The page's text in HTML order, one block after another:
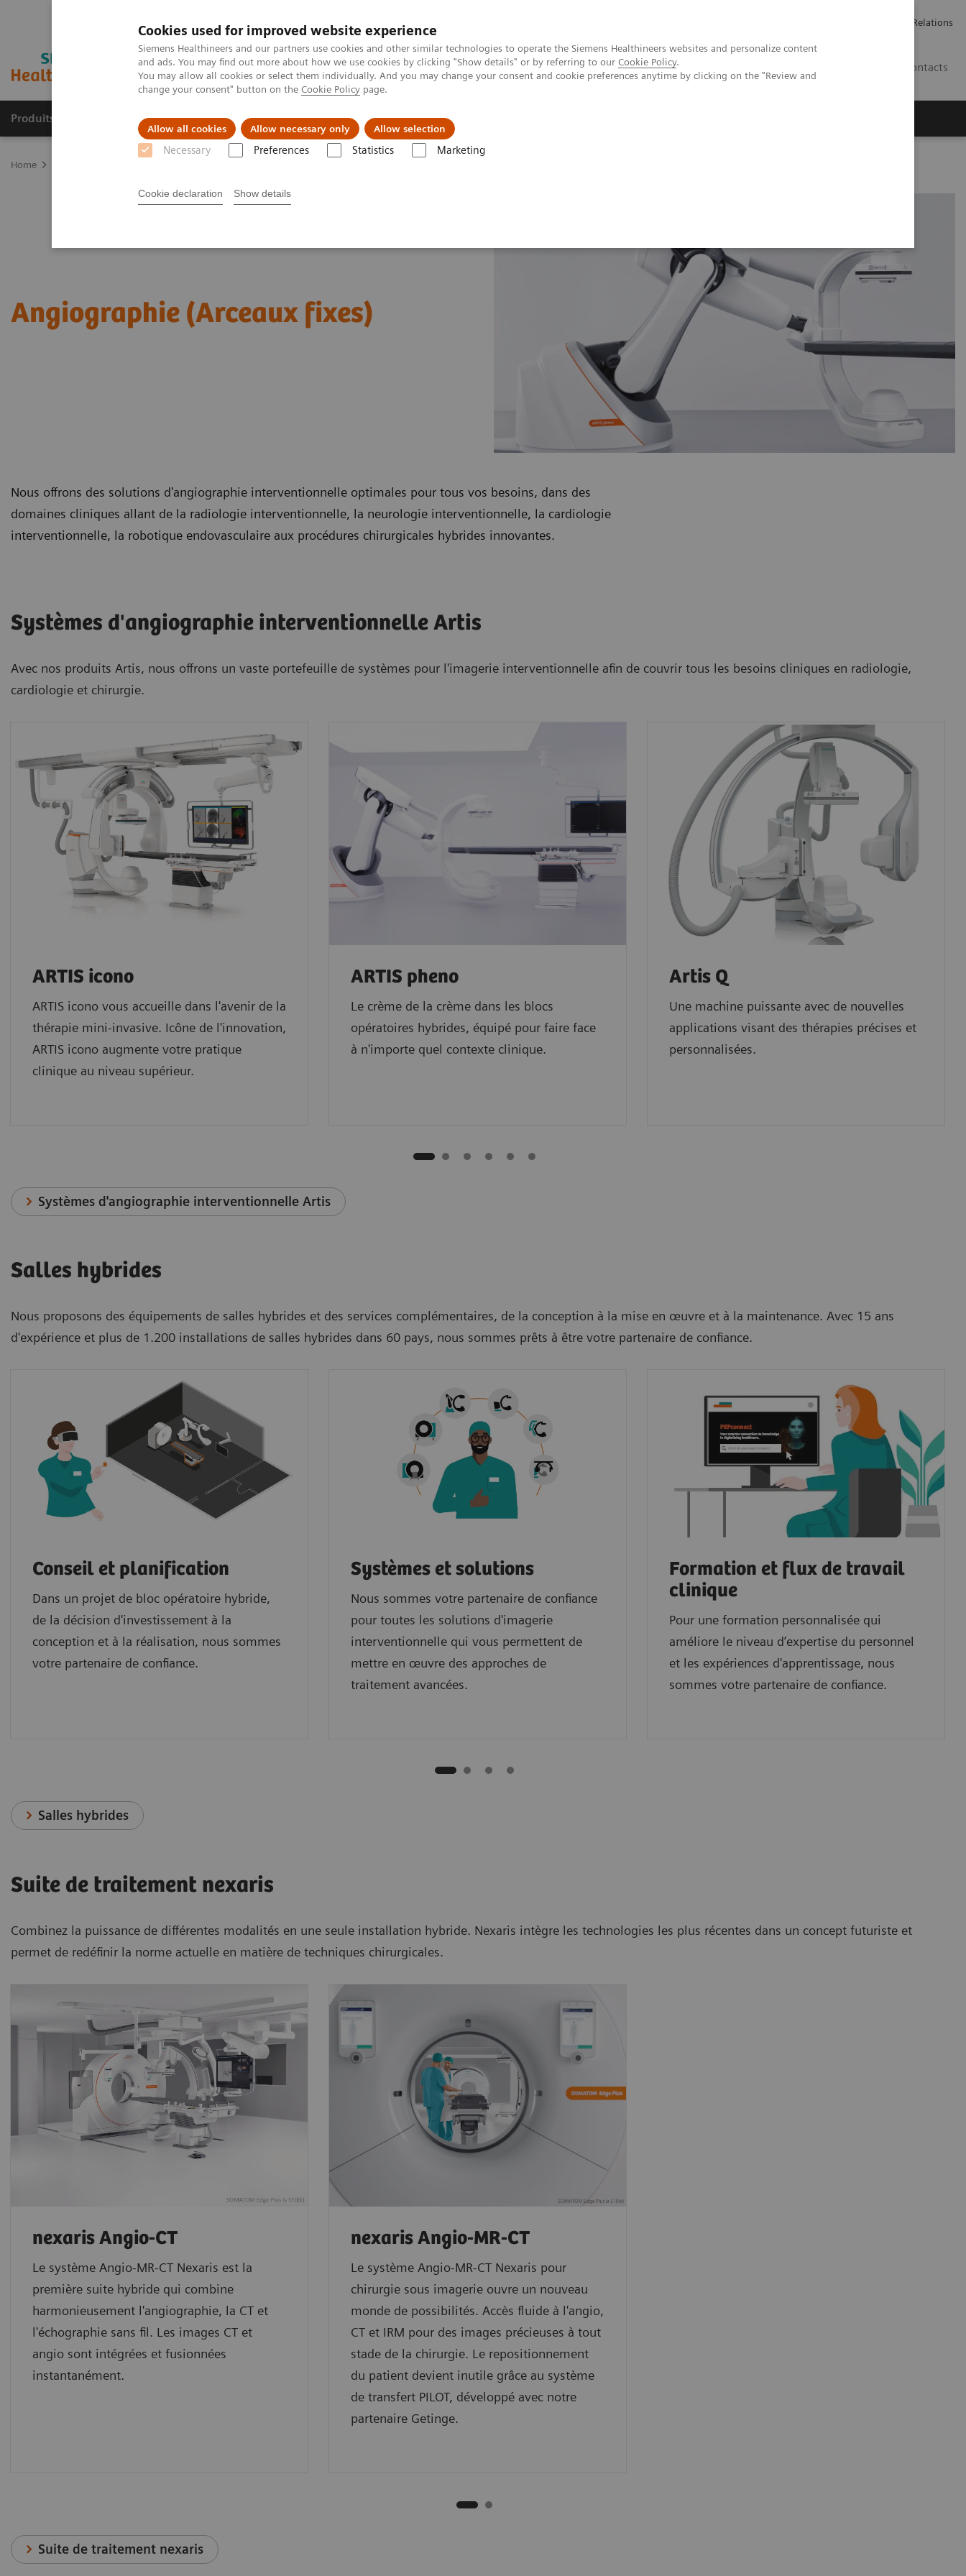
Cookies used for improved website experience
Siemens Healthineers and our partners use cookies and other similar technologies to operate the Siemens Healthineers websites and personalize content
and ads. You may find out more about how we use cookies by clicking "Show details" or by referring to our Cookie Policy.
You may allow all cookies or select them individually. And you may change your consent and cookie preferences anytime by clicking on the "Review and
change your consent" button on the Cookie Policy page.
Allow all cookies Allow necessary only Allow selection
Necessary Preferences Statistics Marketing
Cookie declaration Show details
Investor Relations
Contacts
Produits & Services À propos de Clinical Fields Vision & perspectives
Home
Angiographie (Arceaux fixes)
Nous offrons des solutions d'angiographie interventionnelle optimales pour tous vos besoins, dans des
domaines cliniques allant de la radiologie interventionnelle, la neurologie interventionnelle, la cardiologie
interventionnelle, la robotique endovasculaire aux procédures chirurgicales hybrides innovantes.
Systèmes d'angiographie interventionnelle Artis
Avec nos produits Artis, nous offrons un vaste portefeuille de systèmes pour l'imagerie interventionnelle afin de couvrir tous les besoins cliniques en radiologie,
cardiologie et chirurgie.
ARTIS icono
ARTIS icono vous accueille dans l'avenir de la
thérapie mini-invasive. Icône de l'innovation,
ARTIS icono augmente votre pratique
clinique au niveau supérieur.
ARTIS pheno
Le crème de la crème dans les blocs
opératoires hybrides, équipé pour faire face
à n'importe quel contexte clinique.
Artis Q
Une machine puissante avec de nouvelles
applications visant des thérapies précises et
personnalisées.
Systèmes d'angiographie interventionnelle Artis
Salles hybrides
Nous proposons des équipements de salles hybrides et des services complémentaires, de la conception à la mise en œuvre et à la maintenance. Avec 15 ans
d'expérience et plus de 1.200 installations de salles hybrides dans 60 pays, nous sommes prêts à être votre partenaire de confiance.
Conseil et planification
Dans un projet de bloc opératoire hybride,
de la décision d'investissement à la
conception et à la réalisation, nous sommes
votre partenaire de confiance.
Systèmes et solutions
Nous sommes votre partenaire de confiance
pour toutes les solutions d'imagerie
interventionnelle qui vous permettent de
mettre en œuvre des approches de
traitement avancées.
Formation et flux de travail
clinique
Pour une formation personnalisée qui
améliore le niveau d’expertise du personnel
et les expériences d'apprentissage, nous
sommes votre partenaire de confiance.
Salles hybrides
Suite de traitement nexaris
Combinez la puissance de différentes modalités en une seule installation hybride. Nexaris intègre les technologies les plus récentes dans un concept futuriste et
permet de redéfinir la norme actuelle en matière de techniques chirurgicales.
nexaris Angio-CT
Le système Angio-MR-CT Nexaris est la
première suite hybride qui combine
harmonieusement l'angiographie, la CT et
l'échographie sans fil. Les images CT et
angio sont intégrées et fusionnées
instantanément.
nexaris Angio-MR-CT
Le système Angio-MR-CT Nexaris pour
chirurgie sous imagerie ouvre un nouveau
monde de possibilités. Accès fluide à l'angio,
CT et IRM pour des images précieuses à tout
stade de la chirurgie. Le repositionnement
du patient devient inutile grâce au système
de transfert PILOT, développé avec notre
partenaire Getinge.
Suite de traitement nexaris